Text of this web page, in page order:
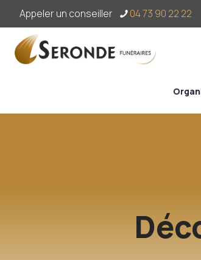
Appeler un conseiller 04 73 90 22 22